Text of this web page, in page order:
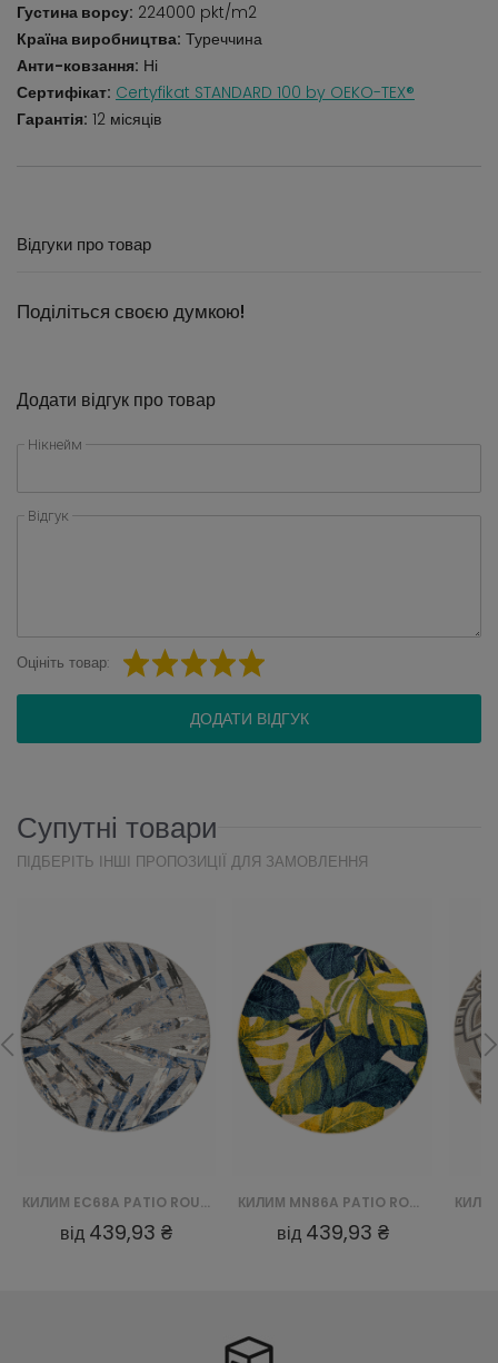
Густина ворсу: 224000 pkt/m2
Країна виробництва: Туреччина
Анти-ковзання: Ні
Сертифікат: Certyfikat STANDARD 100 by OEKO-TEX®
Гарантія: 12 місяців
Відгуки про товар
Поділіться своєю думкою!
Додати відгук про товар
Нікнейм
Відгук
Оцініть товар:
ДОДАТИ ВІДГУК
Супутні товари
ПІДБЕРІТЬ ІНШІ ПРОПОЗИЦІЇ ДЛЯ ЗАМОВЛЕННЯ
КИЛИМ EC68A PATIO ROUND FGA - SZARY
від 439,93 ₴
КИЛИМ MN86A PATIO ROUND GJD - KREMOWY
від 439,93 ₴